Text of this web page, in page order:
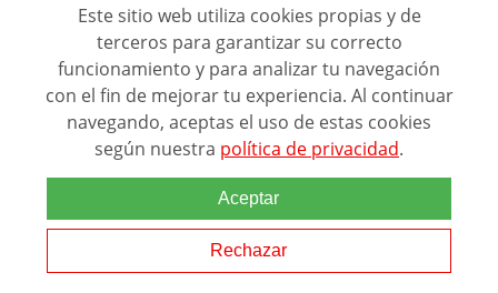
Registrar Centro (FREE)
C/ Faraday, 7 - Oficina 004D Parque Científico de Madrid -
28049 Madrid, España
Grupo Eurohispana. Todos los
derechos reservados.
Este sitio web utiliza cookies propias y de
terceros para garantizar su correcto
funcionamiento y para analizar tu navegación
con el fin de mejorar tu experiencia. Al continuar
navegando, aceptas el uso de estas cookies
según nuestra política de privacidad.
Aceptar
Rechazar